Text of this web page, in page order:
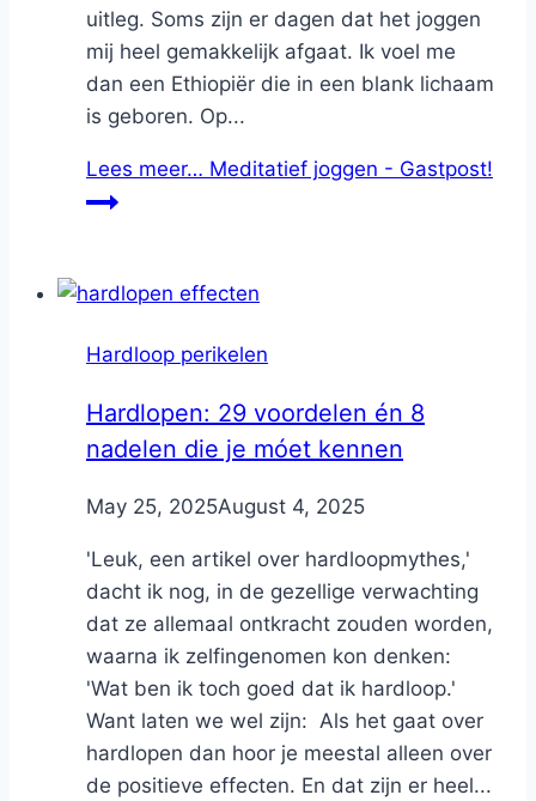
uitleg. Soms zijn er dagen dat het joggen
mij heel gemakkelijk afgaat. Ik voel me
dan een Ethiopiër die in een blank lichaam
is geboren. Op...
Lees meer… Meditatief joggen - Gastpost!
Hardloop perikelen
Hardlopen: 29 voordelen én 8
nadelen die je móet kennen
ByNicole
May 25, 2025August 4, 2025
'Leuk, een artikel over hardloopmythes,'
dacht ik nog, in de gezellige verwachting
dat ze allemaal ontkracht zouden worden,
waarna ik zelfingenomen kon denken:
'Wat ben ik toch goed dat ik hardloop.'
Want laten we wel zijn: Als het gaat over
hardlopen dan hoor je meestal alleen over
de positieve effecten. En dat zijn er heel...